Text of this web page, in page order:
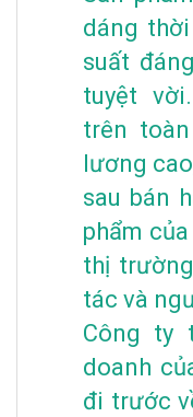
dáng
suất
tuyệt
trên
lương
sau bán
phẩm
thị
tác và
Công ty
doanh
đi trước